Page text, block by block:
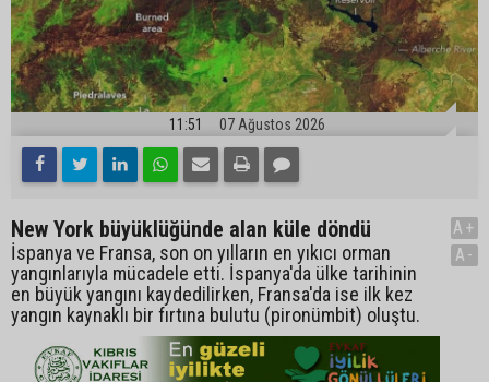
11:51 07 Ağustos 2026
New York büyüklüğünde alan küle döndü
İspanya ve Fransa, son on yılların en yıkıcı orman
yangınlarıyla mücadele etti. İspanya'da ülke tarihinin
en büyük yangını kaydedilirken, Fransa'da ise ilk kez
yangın kaynaklı bir fırtına bulutu (pironümbit) oluştu.
A+
A-